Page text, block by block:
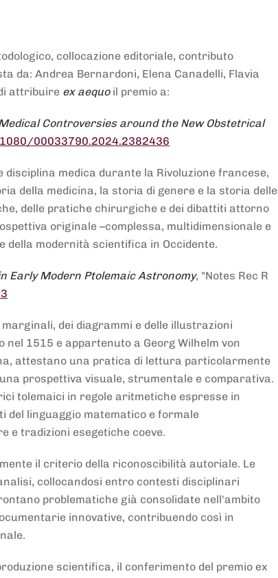
collocazione editoriale, contributo
da: Andrea Bernardoni, Elena Canadelli, Flavia
attribuire ex aequoil premio a:
Controversies around the New Obstetrical
00033790.2024.2382436
medica durante la Rivoluzione francese,
della medicina, la storia di genere e la storia delle
delle pratiche chirurgiche e dei dibattiti attorno
originale –complessa, multidimensionale e
della modernità scientifica in Occidente.
Early Modern Ptolemaic Astronomy, "Notes Rec R
dei diagrammi e delle illustrazioni
1515 e appartenuto a Georg Wilhelm von
attestano una pratica di lettura particolarmente
prospettiva visuale, strumentale e comparativa.
tolemaici in regole aritmetiche espresse in
del linguaggio matematico e formale
e tradizioni esegetiche coeve.
il criterio della riconoscibilità autoriale. Le
collocandosi entro contesti disciplinari
problematiche già consolidate nell'ambito
innovative, contribuendo così in
scientifica, il conferimento del premio ex